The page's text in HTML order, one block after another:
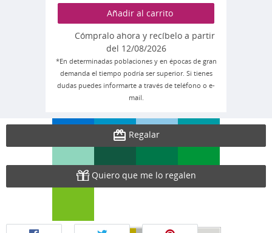
Añadir al carrito
Cómpralo ahora y recíbelo a partir
del 12/08/2026
*En determinadas poblaciones y en épocas de gran
demanda el tiempo podría ser superior. Si tienes
dudas puedes informarte a través de teléfono o e-
mail.
Regalar
Quiero que me lo regalen